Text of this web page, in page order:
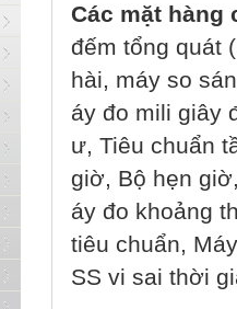
Các mặt hàng
đếm tổng quát
hài, máy so
áy đo mili giây
ư, Tiêu chuẩn
giờ, Bộ hẹn
áy đo khoảng
tiêu chuẩn,
SS vi sai thời